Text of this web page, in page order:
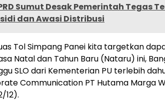
Sumut Desak Pemerintah Tegas
dan Awasi Distribusi
Tol Simpang Panei kita targetkan
Natal dan Tahun Baru (Nataru) ini,
SLO dari Kementerian PU terlebih
Communication PT Hutama Marga
12).